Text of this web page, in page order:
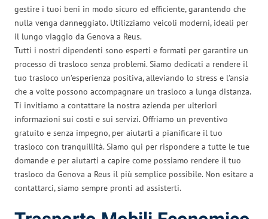
gestire i tuoi beni in modo sicuro ed efficiente, garantendo che
nulla venga danneggiato. Utilizziamo veicoli moderni, ideali per
il lungo viaggio da Genova a Reus.
Tutti i nostri dipendenti sono esperti e formati per garantire un
processo di trasloco senza problemi. Siamo dedicati a rendere il
tuo trasloco un’esperienza positiva, alleviando lo stress e l’ansia
che a volte possono accompagnare un trasloco a lunga distanza.
Ti invitiamo a contattare la nostra azienda per ulteriori
informazioni sui costi e sui servizi. Offriamo un preventivo
gratuito e senza impegno, per aiutarti a pianificare il tuo
trasloco con tranquillità. Siamo qui per rispondere a tutte le tue
domande e per aiutarti a capire come possiamo rendere il tuo
trasloco da Genova a Reus il più semplice possibile. Non esitare a
contattarci, siamo sempre pronti ad assisterti.